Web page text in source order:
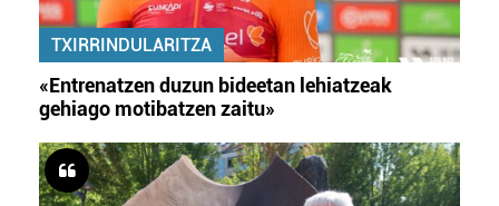
TXIRRINDULARITZA
«Entrenatzen duzun bideetan lehiatzeak
gehiago motibatzen zaitu»